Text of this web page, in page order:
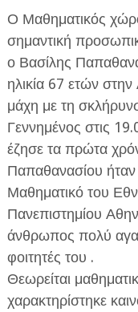
ΕΦΗΜΕΡΙΔΑ Η
ΠΛΗΡΟΦΟΡΙΕΣ
Ο Μαθηματικός
σημαντική
ο Βασίλης
ηλικία 67 ετών
μάχη με τη
Γεννημένος στις
έζησε τα πρώτα
Παπαθανασίου
Μαθηματικό του
Πανεπιστημίου
άνθρωπος πολύ
φοιτητές του .
Θεωρείται
χαρακτηρίστηκε